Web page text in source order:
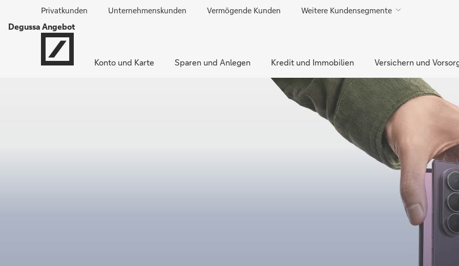
Direkt zur Hauptnavigation (Enter drücken)
Direkt zum Hauptinhalt (Enter drücken)
Privatkunden Unternehmenskunden Vermögende Kunden Weitere Kundensegmente
Konto und Karte Sparen und Anlegen Kredit und Immobilien Versichern und
Degussa Angebot